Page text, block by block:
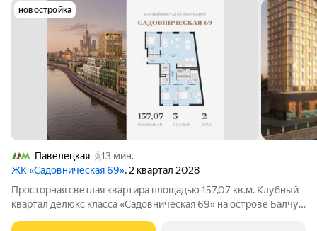
новостройка
Павелецкая
13 мин.
ЖК «Садовническая 69», 2 квартал 2028
Просторная светлая квартира площадью 157,07 кв.м. Клубный
квартал делюкс класса «Садовническая 69» на острове Балчуг